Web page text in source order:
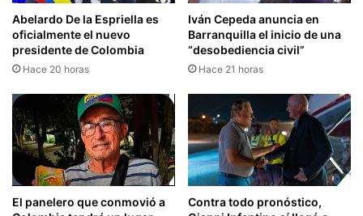
Abelardo De la Espriella es
oficialmente el nuevo
presidente de Colombia
Hace 20 horas
Iván Cepeda anuncia en
Barranquilla el inicio de una
“desobediencia civil”
Hace 21 horas
El panelero que conmovió a
Contra todo pronóstico,